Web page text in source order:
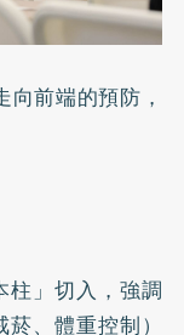
前端的預防，
柱」切入，強調
、體重控制）